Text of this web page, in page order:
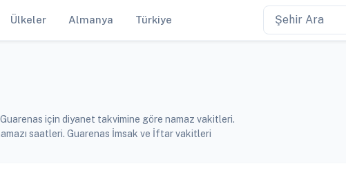
Ülkeler Almanya Türkiye
için diyanet takvimine göre namaz vakitleri.
saatleri. Guarenas İmsak ve İftar vakitleri